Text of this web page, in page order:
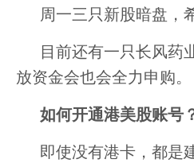
周一三只新股暗盘，
目前还有一只长风药
放资金会也会全力申购。
如何开通港美股账号
即使没有港卡，都是